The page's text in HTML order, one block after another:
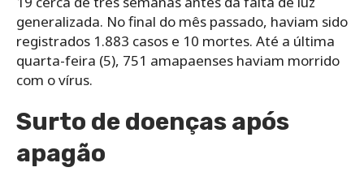
generalizada. No final do mês passado, haviam sido
registrados 1.883 casos e 10 mortes. Até a última
quarta-feira (5), 751 amapaenses haviam morrido
com o vírus.
Surto de doenças após
apagão